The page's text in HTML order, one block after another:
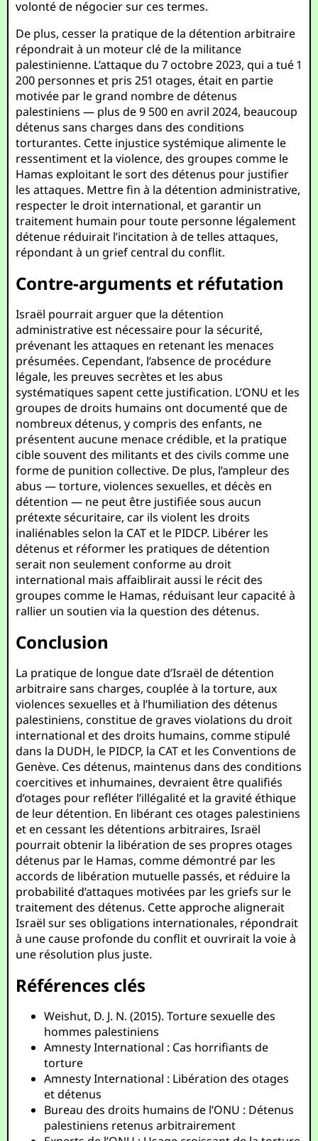
volonté de négocier sur ces termes.
De plus, cesser la pratique de la détention arbitraire
répondrait à un moteur clé de la militance
palestinienne. L’attaque du 7 octobre 2023, qui a tué 1
200 personnes et pris 251 otages, était en partie
motivée par le grand nombre de détenus
palestiniens — plus de 9 500 en avril 2024, beaucoup
détenus sans charges dans des conditions
torturantes. Cette injustice systémique alimente le
ressentiment et la violence, des groupes comme le
Hamas exploitant le sort des détenus pour justifier
les attaques. Mettre fin à la détention administrative,
respecter le droit international, et garantir un
traitement humain pour toute personne légalement
détenue réduirait l’incitation à de telles attaques,
répondant à un grief central du conflit.
Contre-arguments et réfutation
Israël pourrait arguer que la détention
administrative est nécessaire pour la sécurité,
prévenant les attaques en retenant les menaces
présumées. Cependant, l’absence de procédure
légale, les preuves secrètes et les abus
systématiques sapent cette justification. L’ONU et les
groupes de droits humains ont documenté que de
nombreux détenus, y compris des enfants, ne
présentent aucune menace crédible, et la pratique
cible souvent des militants et des civils comme une
forme de punition collective. De plus, l’ampleur des
abus — torture, violences sexuelles, et décès en
détention — ne peut être justifiée sous aucun
prétexte sécuritaire, car ils violent les droits
inaliénables selon la CAT et le PIDCP. Libérer les
détenus et réformer les pratiques de détention
serait non seulement conforme au droit
international mais affaiblirait aussi le récit des
groupes comme le Hamas, réduisant leur capacité à
rallier un soutien via la question des détenus.
Conclusion
La pratique de longue date d’Israël de détention
arbitraire sans charges, couplée à la torture, aux
violences sexuelles et à l’humiliation des détenus
palestiniens, constitue de graves violations du droit
international et des droits humains, comme stipulé
dans la DUDH, le PIDCP, la CAT et les Conventions de
Genève. Ces détenus, maintenus dans des conditions
coercitives et inhumaines, devraient être qualifiés
d’otages pour refléter l’illégalité et la gravité éthique
de leur détention. En libérant ces otages palestiniens
et en cessant les détentions arbitraires, Israël
pourrait obtenir la libération de ses propres otages
détenus par le Hamas, comme démontré par les
accords de libération mutuelle passés, et réduire la
probabilité d’attaques motivées par les griefs sur le
traitement des détenus. Cette approche alignerait
Israël sur ses obligations internationales, répondrait
à une cause profonde du conflit et ouvrirait la voie à
une résolution plus juste.
Références clés
Weishut, D. J. N. (2015). Torture sexuelle des
hommes palestiniens
Amnesty International : Cas horrifiants de
torture
Amnesty International : Libération des otages
et détenus
Bureau des droits humains de l’ONU : Détenus
palestiniens retenus arbitrairement